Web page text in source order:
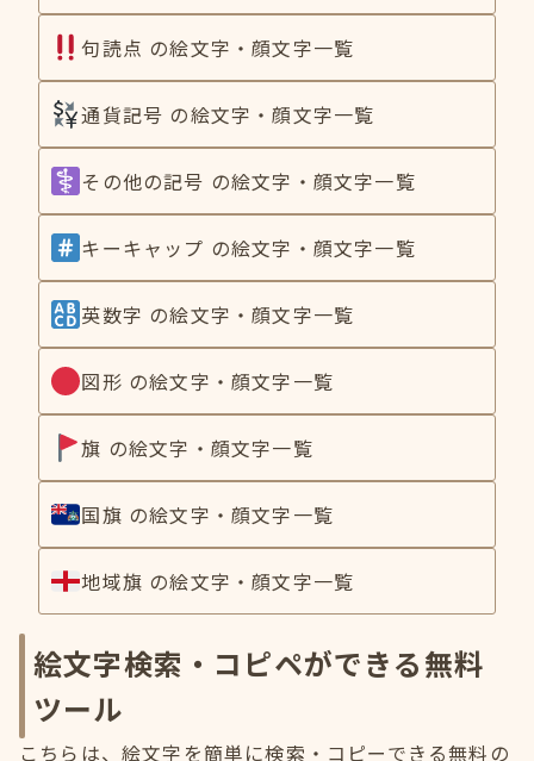
句読点 の絵文字・顔文字一覧
通貨記号 の絵文字・顔文字一覧
その他の記号 の絵文字・顔文字一覧
キーキャップ の絵文字・顔文字一覧
英数字 の絵文字・顔文字一覧
図形 の絵文字・顔文字一覧
旗 の絵文字・顔文字一覧
国旗 の絵文字・顔文字一覧
地域旗 の絵文字・顔文字一覧
絵文字検索・コピペができる無料
ツール
こちらは、絵文字を簡単に検索・コピーできる無料の